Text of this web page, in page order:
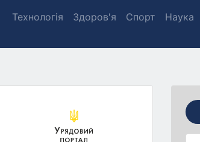
Технологія Здоров'я Спорт Наука